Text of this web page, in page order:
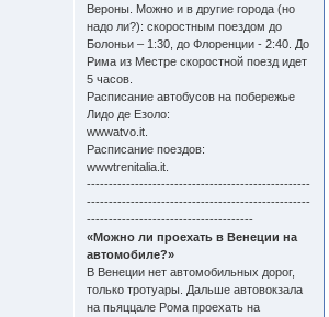
Вероны. Можно и в другие города (но
надо ли?): скоростным поездом до
Болоньи – 1:30, до Флоренции - 2:40. До
Рима из Местре скоростной поезд идет
5 часов.
Расписание автобусов на побережье
Лидо де Езоло:
wwwatvo.it.
Расписание поездов:
wwwtrenitalia.it.
---------------------------------------------------
---------------------------------------------------
--------------------------------------
«Можно ли проехать в Венеции на
автомобиле?»
В Венеции нет автомобильных дорог,
только тротуары. Дальше автовокзала
на пьяццале Рома проехать на